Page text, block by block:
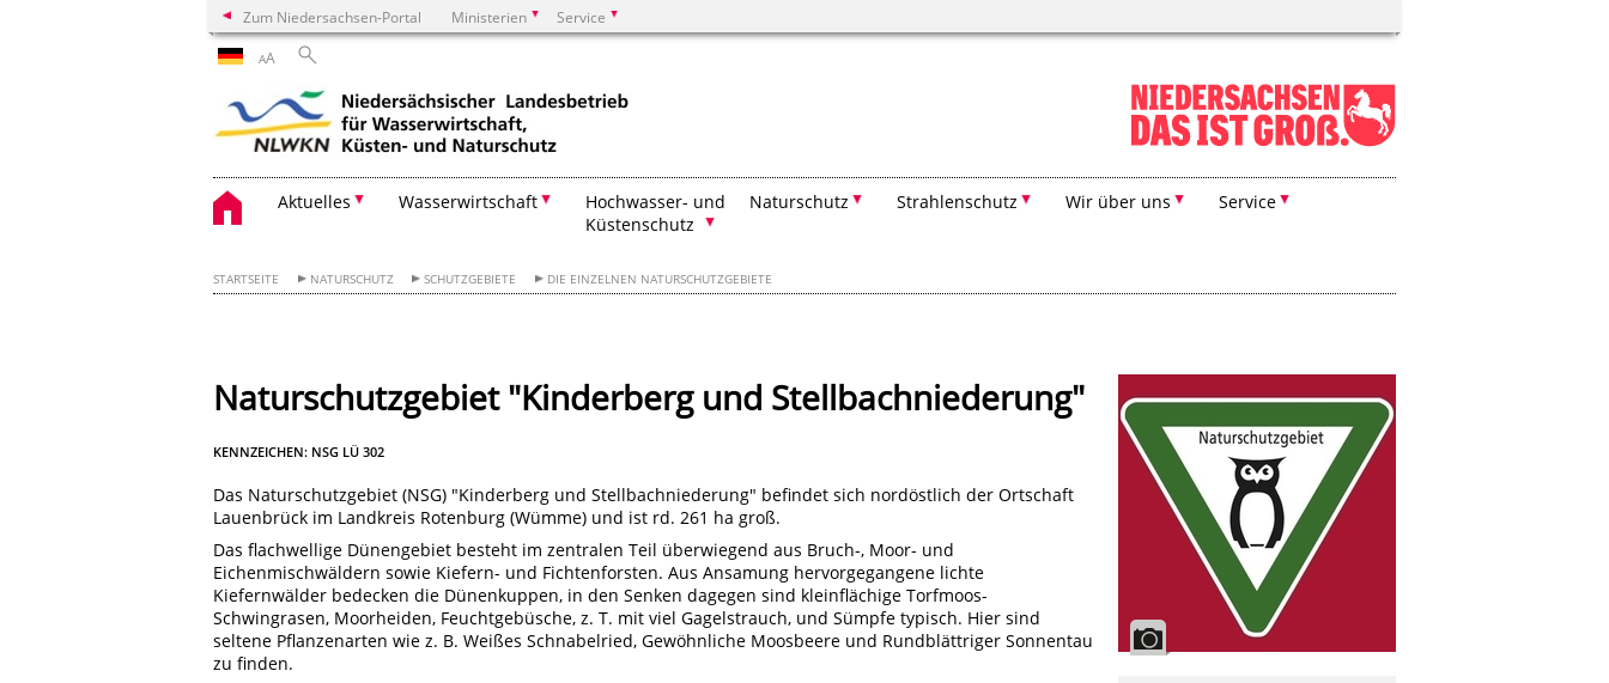
Zum Niedersachsen-Portal Ministerien Service
AA
Aktuelles Wasserwirtschaft
Hochwasser- und
Küstenschutz
Naturschutz Strahlenschutz Wir über uns Service
STARTSEITE NATURSCHUTZ SCHUTZGEBIETE DIE EINZELNEN NATURSCHUTZGEBIETE
Naturschutzgebiet "Kinderberg und Stellbachniederung"
KENNZEICHEN: NSG LÜ 302
Das Naturschutzgebiet (NSG) "Kinderberg und Stellbachniederung" befindet sich nordöstlich der Ortschaft
Lauenbrück im Landkreis Rotenburg (Wümme) und ist rd. 261 ha groß.
Das flachwellige Dünengebiet besteht im zentralen Teil überwiegend aus Bruch-, Moor- und
Eichenmischwäldern sowie Kiefern- und Fichtenforsten. Aus Ansamung hervorgegangene lichte
Kiefernwälder bedecken die Dünenkuppen, in den Senken dagegen sind kleinflächige Torfmoos-
Schwingrasen, Moorheiden, Feuchtgebüsche, z. T. mit viel Gagelstrauch, und Sümpfe typisch. Hier sind
seltene Pflanzenarten wie z. B. Weißes Schnabelried, Gewöhnliche Moosbeere und Rundblättriger Sonnentau
zu finden.